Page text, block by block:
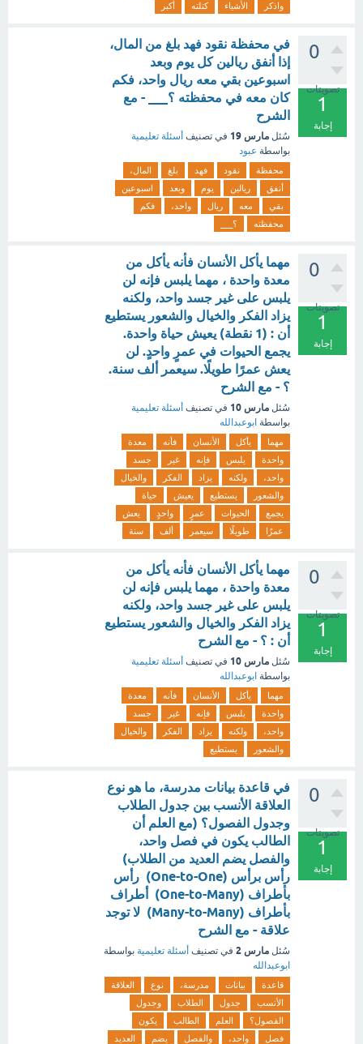
واذكر
الأشياء كتلته أكبر
0
تصويتات
1
إجابة
في محفظة نقود فهد بلغ من المال،
إذا أنفق ريالين كل يوم وبعد
اسبوعين بقي معه ريال واحد، فكم
كان معه في محفظته ؟___ - مع
الشرح
سُئل مارس 19 في تصنيف أسئلة تعليمية
بواسطة عبود
محفظة نقود فهد بلغ
المال،
أنفق
ريالين يوم وبعد
اسبوعين
بقي
معه ريال واحد،
فكم
محفظته
؟___
0
تصويتات
1
إجابة
مهما يأكل الأنسان فأنه يأكل من
معدة واحدة ، مهما يلبس فإنه لن
يلبس على غير جسد واحد، ولكنه
يزاد الفكر والخيال والشعور يستطيع
أن : (1 نقطة) يعيش حياة واحدة.
يجمع الحيوات في عمرٍ واحدٍ. لن
يعش عمرًا طويلًا. سيعمر ألف سنة.
؟ - مع الشرح
سُئل مارس 10 في تصنيف أسئلة تعليمية
بواسطة ابوعبدالله
مهما يأكل الأنسان فأنه
معدة
واحدة
يلبس فإنه غير
جسد
واحد،
ولكنه يزاد الفكر
والخيال
والشعور
يستطيع يعيش
حياة
يجمع
الحيوات عمرٍ واحدٍ
يعش
عمرًا
طويلًا سيعمر ألف سنة
0
تصويتات
1
إجابة
مهما يأكل الأنسان فأنه يأكل من
معدة واحدة ، مهما يلبس فإنه لن
يلبس على غير جسد واحد، ولكنه
يزاد الفكر والخيال والشعور يستطيع
أن : ؟ - مع الشرح
سُئل مارس 10 في تصنيف أسئلة تعليمية
بواسطة ابوعبدالله
مهما يأكل الأنسان فأنه
معدة
واحدة
يلبس فإنه غير
جسد
واحد،
ولكنه يزاد الفكر
والخيال
والشعور
يستطيع
0
تصويتات
1
إجابة
في قاعدة بيانات مدرسة، ما هو نوع
العلاقة الأنسب بين جدول الطلاب
وجدول الفصول؟ (مع العلم أن
الطالب يكون في فصل واحد،
والفصل يضم العديد من الطلاب)
رأس برأس (One-to-One) رأس
بأطراف (One-to-Many) أطراف
بأطراف (Many-to-Many) لا توجد
علاقة - مع الشرح
سُئل مارس 2 في تصنيف أسئلة تعليمية بواسطة
ابوعبدالله
قاعدة بيانات مدرسة، نوع
العلاقة
الأنسب
جدول الطلاب
وجدول
الفصول؟
العلم الطالب
يكون
فصل
واحد، والفصل يضم
العديد